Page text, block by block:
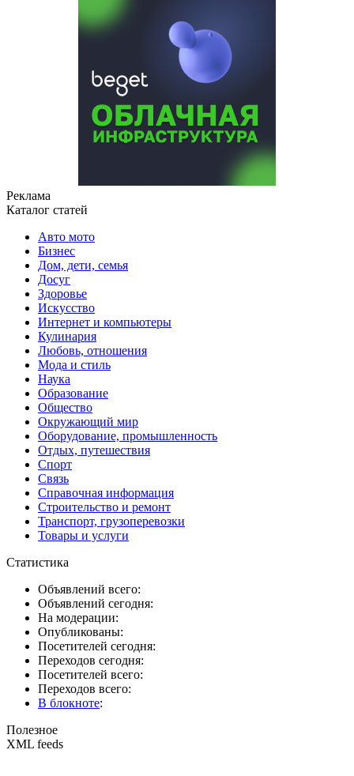
Реклама
Каталог статей
Авто мото
Бизнес
Дом, дети, семья
Досуг
Здоровье
Искусство
Интернет и компьютеры
Кулинария
Любовь, отношения
Мода и стиль
Наука
Образование
Общество
Окружающий мир
Оборудование, промышленность
Отдых, путешествия
Спорт
Связь
Справочная информация
Строительство и ремонт
Транспорт, грузоперевозки
Товары и услуги
Статистика
Объявлений всего:
Объявлений сегодня:
На модерации:
Опубликованы:
Посетителей сегодня:
Переходов сегодня:
Посетителей всего:
Переходов всего:
В блокноте:
Полезное
XML feeds